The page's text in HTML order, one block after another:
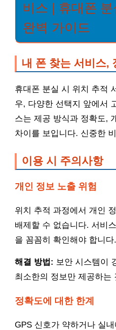
비스 | 휴대폰
완벽 가이드
내 폰 찾는 서비스,
휴대폰 분실 시 위치 추적
우, 다양한 선택지 앞에서
스는 제공 방식과 정확도,
차이를 보입니다. 신중한
이용 시 주의사항
개인 정보 노출 위험
위치 추적 과정에서 개인
배제할 수 없습니다. 서비
을 꼼꼼히 확인해야 합니다.
해결 방법: 보안 시스템이
최소한의 정보만 제공하는
정확도에 대한 한계
GPS 신호가 약하거나 실